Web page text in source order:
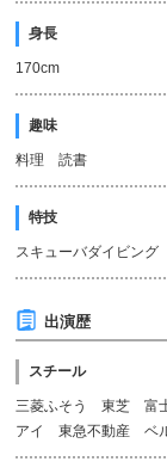
身長
170cm
趣味
料理 読書
特技
スキューバダイビン
出演歴
スチール
三菱ふそう 東芝 富
アイ 東急不動産 ベ